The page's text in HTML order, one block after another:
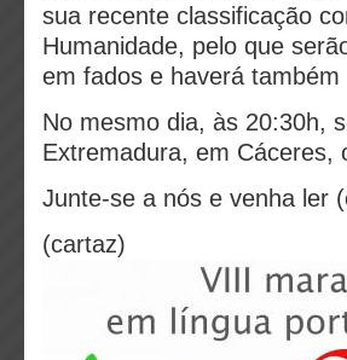
sua recente classificação
Humanidade, pelo que
em fados e haverá também
No mesmo dia, às 20:30h,
Extremadura, em Cáceres,
Junte-se a nós e venha ler
(cartaz)